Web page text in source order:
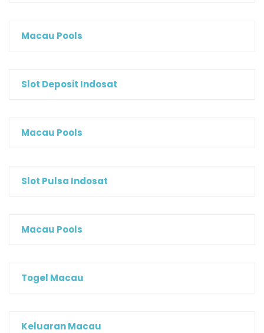
Macau Pools
Slot Deposit Indosat
Macau Pools
Slot Pulsa Indosat
Macau Pools
Togel Macau
Keluaran Macau